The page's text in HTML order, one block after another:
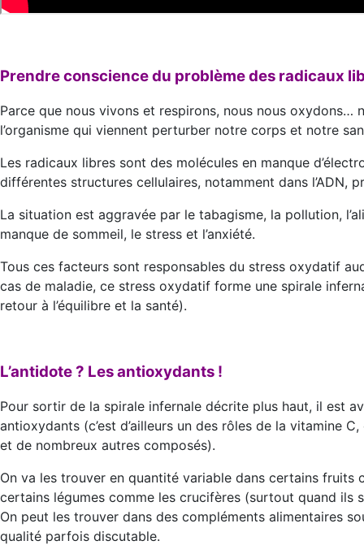
Prendre conscience du problème des radicaux
Parce que nous vivons et respirons, nous nous oxydons…
l’organisme qui viennent perturber notre corps et notre
Les radicaux libres sont des molécules en manque
différentes structures cellulaires, notamment dans l’ADN,
La situation est aggravée par le tabagisme, la pollution,
manque de sommeil, le stress et l’anxiété.
Tous ces facteurs sont responsables du stress oxydatif
cas de maladie, ce stress oxydatif forme une spirale
retour à l’équilibre et la santé).
L’antidote ? Les antioxydants !
Pour sortir de la spirale infernale décrite plus haut, il est
antioxydants (c’est d’ailleurs un des rôles de la vitamine
et de nombreux autres composés).
On va les trouver en quantité variable dans certains fruits
certains légumes comme les crucifères (surtout quand ils
On peut les trouver dans des compléments alimentaires
qualité parfois discutable.